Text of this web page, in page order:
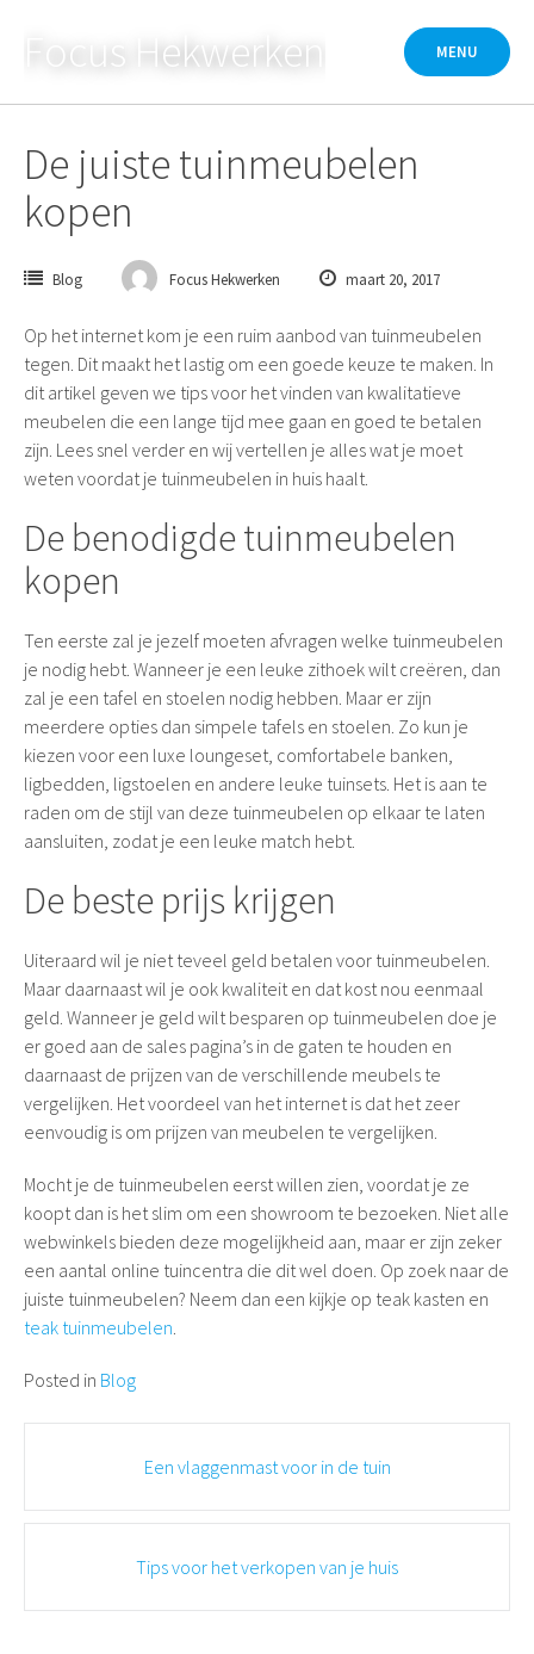
Focus Hekwerken MENU
De juiste tuinmeubelen
kopen
Blog Focus Hekwerken maart 20, 2017
Op het internet kom je een ruim aanbod van tuinmeubelen
tegen. Dit maakt het lastig om een goede keuze te maken. In
dit artikel geven we tips voor het vinden van kwalitatieve
meubelen die een lange tijd mee gaan en goed te betalen
zijn. Lees snel verder en wij vertellen je alles wat je moet
weten voordat je tuinmeubelen in huis haalt.
De benodigde tuinmeubelen
kopen
Ten eerste zal je jezelf moeten afvragen welke tuinmeubelen
je nodig hebt. Wanneer je een leuke zithoek wilt creëren, dan
zal je een tafel en stoelen nodig hebben. Maar er zijn
meerdere opties dan simpele tafels en stoelen. Zo kun je
kiezen voor een luxe loungeset, comfortabele banken,
ligbedden, ligstoelen en andere leuke tuinsets. Het is aan te
raden om de stijl van deze tuinmeubelen op elkaar te laten
aansluiten, zodat je een leuke match hebt.
De beste prijs krijgen
Uiteraard wil je niet teveel geld betalen voor tuinmeubelen.
Maar daarnaast wil je ook kwaliteit en dat kost nou eenmaal
geld. Wanneer je geld wilt besparen op tuinmeubelen doe je
er goed aan de sales pagina’s in de gaten te houden en
daarnaast de prijzen van de verschillende meubels te
vergelijken. Het voordeel van het internet is dat het zeer
eenvoudig is om prijzen van meubelen te vergelijken.
Mocht je de tuinmeubelen eerst willen zien, voordat je ze
koopt dan is het slim om een showroom te bezoeken. Niet alle
webwinkels bieden deze mogelijkheid aan, maar er zijn zeker
een aantal online tuincentra die dit wel doen. Op zoek naar de
juiste tuinmeubelen? Neem dan een kijkje op teak kasten en
teak tuinmeubelen.
Posted in Blog
navigationEen vlaggenmast voor in de tuin
Tips voor het verkopen van je huis